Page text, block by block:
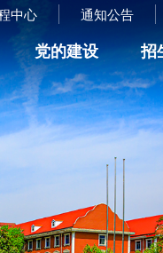
中心 通知公告
党的建设 招